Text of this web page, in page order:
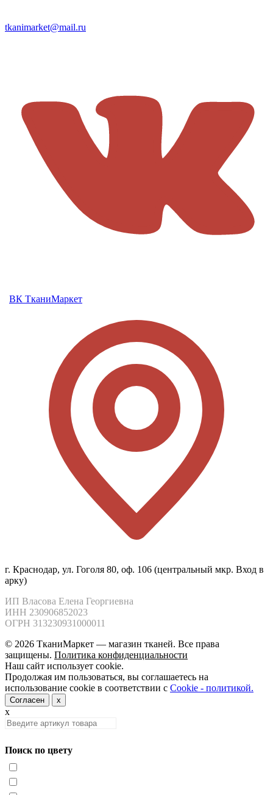
tkanimarket@mail.ru
ВК ТканиМаркет
г. Краснодар, ул. Гоголя 80, оф. 106 (центральный мкр. Вход в
арку)
ИП Власова Елена Георгиевна
ИНН 230906852023
ОГРН 313230931000011
© 2026 ТканиМаркет — магазин тканей. Все права
защищены. Политика конфиденциальности
Наш сайт использует cookie.
Продолжая им пользоваться, вы соглашаетесь на
использование cookie в соответствии с Cookie - политикой.
Согласен x
x
Поиск по цвету